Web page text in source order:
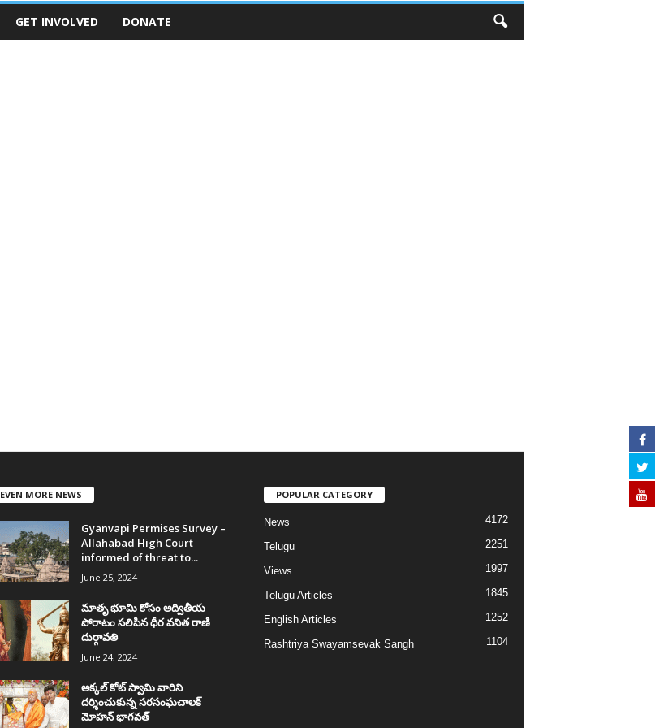
GET INVOLVED DONATE
EVEN MORE NEWS
Gyanvapi Permises Survey –
Allahabad High Court
informed of threat to...
June 25, 2024
మాతృ భూమి కోసం అద్వితీయ
పోరాటం సలిపిన ధీర వనిత రాణి
దుర్గావతి
June 24, 2024
అక్కల్‌ కోట్‌ స్వామి వారిని
దర్శించుకున్న సరసంఘచాలక్
మోహన్ భాగవత్
POPULAR CATEGORY
News 4172
Telugu 2251
Views 1997
Telugu Articles 1845
English Articles 1252
Rashtriya Swayamsevak Sangh 1104